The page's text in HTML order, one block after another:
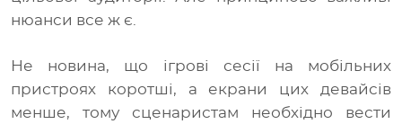
нюанси все ж є.
Не новина, що ігрові сесії на мобільних
пристроях коротші, а екрани цих девайсів
менше, тому сценаристам необхідно вести